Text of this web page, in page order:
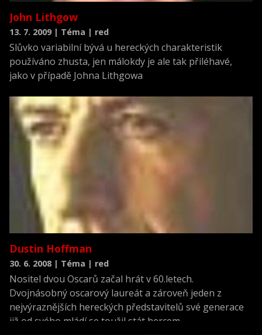
John Lithgow
13. 7. 2009 | Téma | red
Slůvko variabilní bývá u hereckých charakteristik
používáno zhusta, jen málokdy je ale tak přiléhavé,
jako v případě Johna Lithgowa
Dustin Hoffman
30. 6. 2008 | Téma | red
Nositel dvou Oscarů začal hrát v 60.letech.
Dvojnásobný oscarový laureát a zároveň jeden z
nejvýraznějších hereckých představitelů své generace
již od svého mládí se toužil stát hercem